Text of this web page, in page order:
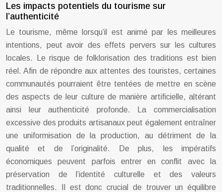
Les impacts potentiels du tourisme sur
l’authenticité
Le tourisme, même lorsqu’il est animé par les meilleures
intentions, peut avoir des effets pervers sur les cultures
locales. Le risque de folklorisation des traditions est bien
réel. Afin de répondre aux attentes des touristes, certaines
communautés pourraient être tentées de mettre en scène
des aspects de leur culture de manière artificielle, altérant
ainsi leur authenticité profonde. La commercialisation
excessive des produits artisanaux peut également entraîner
une uniformisation de la production, au détriment de la
qualité et de l’originalité. De plus, les impératifs
économiques peuvent parfois entrer en conflit avec la
préservation de l’identité culturelle et des valeurs
traditionnelles. Il est donc crucial de trouver un équilibre